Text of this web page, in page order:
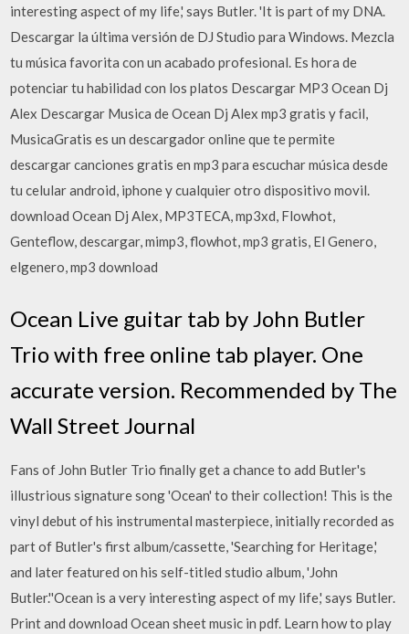
interesting aspect of my life,' says Butler. 'It is part of my DNA.
Descargar la última versión de DJ Studio para Windows. Mezcla
tu música favorita con un acabado profesional. Es hora de
potenciar tu habilidad con los platos Descargar MP3 Ocean Dj
Alex Descargar Musica de Ocean Dj Alex mp3 gratis y facil,
MusicaGratis es un descargador online que te permite
descargar canciones gratis en mp3 para escuchar música desde
tu celular android, iphone y cualquier otro dispositivo movil.
download Ocean Dj Alex, MP3TECA, mp3xd, Flowhot,
Genteflow, descargar, mimp3, flowhot, mp3 gratis, El Genero,
elgenero, mp3 download
Ocean Live guitar tab by John Butler
Trio with free online tab player. One
accurate version. Recommended by The
Wall Street Journal
Fans of John Butler Trio finally get a chance to add Butler's
illustrious signature song 'Ocean' to their collection! This is the
vinyl debut of his instrumental masterpiece, initially recorded as
part of Butler's first album/cassette, 'Searching for Heritage,'
and later featured on his self-titled studio album, 'John
Butler.''Ocean is a very interesting aspect of my life,' says Butler.
Print and download Ocean sheet music in pdf. Learn how to play